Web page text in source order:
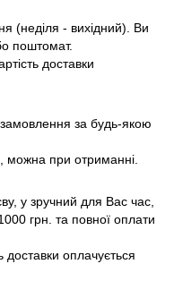
(неділя - вихідний). Ви
поштомат.
доставки
за будь-якою
можна при отриманні.
у зручний для Вас час,
грн. та повної оплати
доставки оплачується